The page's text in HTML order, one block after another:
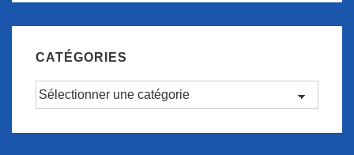
CATÉGORIES
Catégories